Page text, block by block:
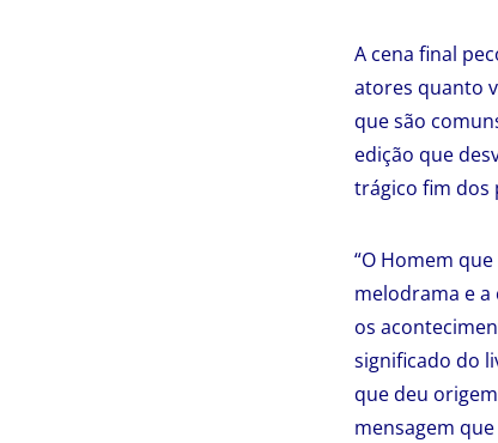
A cena final
atores quanto
que são
edição que
trágico fim dos
“O Homem
melodrama e
os
significado do
que deu
mensagem